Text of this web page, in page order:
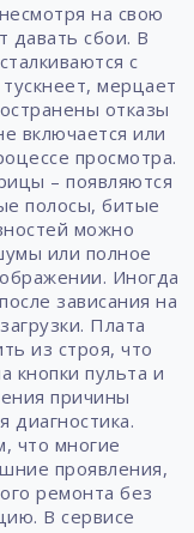
на свою
давать сбои. В
с
мерцает
отказы
включается или
просмотра.
– появляются
полосы, битые
можно
или полное
Иногда
зависания на
Плата
из строя, что
кнопки пульта и
причины
диагностика.
что многие
проявления,
ремонта без
В сервисе